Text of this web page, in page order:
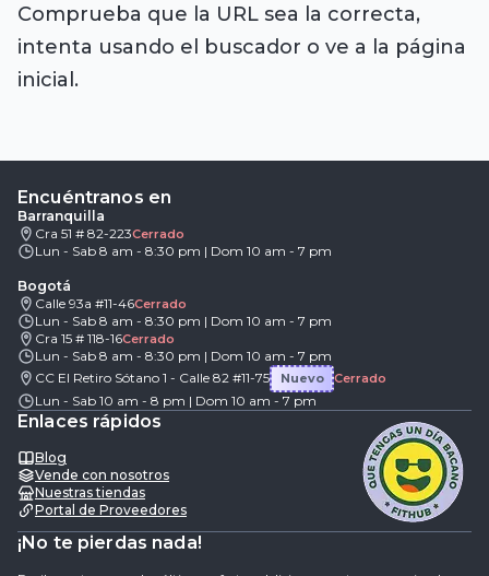
Comprueba que la URL sea la correcta,
intenta usando el buscador o ve a la página
inicial.
Encuéntranos en
Barranquilla
Cra 51 # 82-223Cerrado
Lun - Sab 8 am - 8:30 pm | Dom 10 am - 7 pm
Bogotá
Calle 93a #11-46Cerrado
Lun - Sab 8 am - 8:30 pm | Dom 10 am - 7 pm
Cra 15 # 118-16Cerrado
Lun - Sab 8 am - 8:30 pm | Dom 10 am - 7 pm
CC El Retiro Sótano 1 - Calle 82 #11-75
Nuevo Cerrado
Lun - Sab 10 am - 8 pm | Dom 10 am - 7 pm
Enlaces rápidos
Blog
Vende con nosotros
Nuestras tiendas
Portal de Proveedores
¡No te pierdas nada!